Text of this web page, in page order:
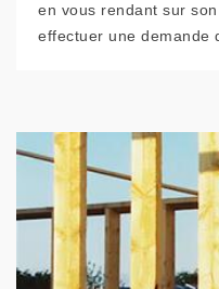
en vous rendant sur
effectuer une demande